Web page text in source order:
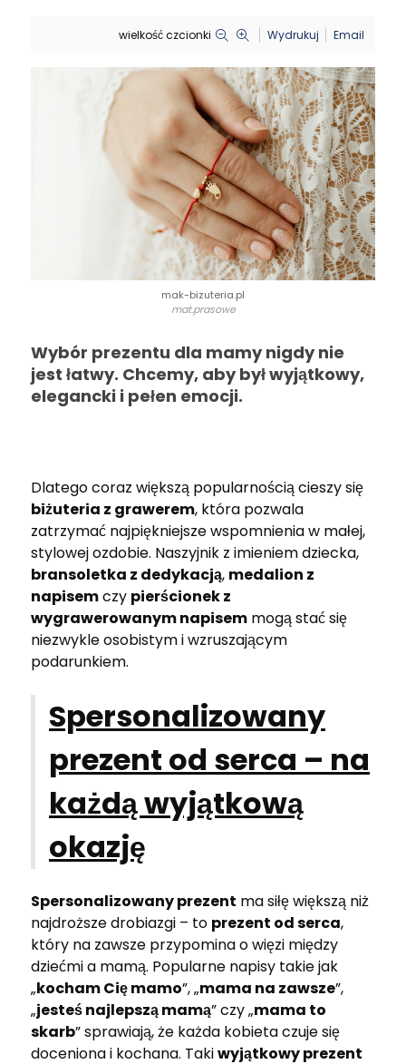
wielkość czcionki Wydrukuj Email
mak-bizuteria.pl
mat.prasowe
Wybór prezentu dla mamy nigdy nie
jest łatwy. Chcemy, aby był wyjątkowy,
elegancki i pełen emocji.
Dlatego coraz większą popularnością cieszy się
biżuteria z grawerem, która pozwala
zatrzymać najpiękniejsze wspomnienia w małej,
stylowej ozdobie. Naszyjnik z imieniem dziecka,
bransoletka z dedykacją, medalion z
napisemczy pierścionek z
wygrawerowanym napisem mogą stać się
niezwykle osobistym i wzruszającym
podarunkiem.
Spersonalizowany
prezent od serca – na
każdą wyjątkową
okazję
Spersonalizowany prezent ma siłę większą niż
najdroższe drobiazgi – to prezent od serca,
który na zawsze przypomina o więzi między
dziećmi a mamą. Popularne napisy takie jak
„kocham Cię mamo”, „mama na zawsze”,
„jesteś najlepszą mamą” czy „mama to
skarb” sprawiają, że każda kobieta czuje się
doceniona i kochana. Takiwyjątkowy prezent